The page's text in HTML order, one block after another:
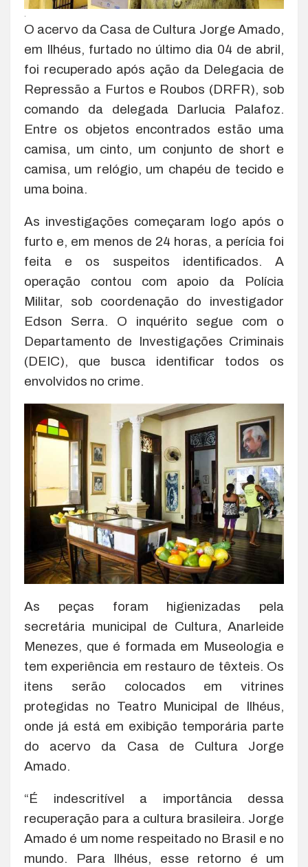
.
O acervo da Casa de Cultura Jorge Amado,
em Ilhéus, furtado no último dia 04 de abril,
foi recuperado após ação da Delegacia de
Repressão a Furtos e Roubos (DRFR), sob
comando da delegada Darlucia Palafoz.
Entre os objetos encontrados estão uma
camisa, um cinto, um conjunto de short e
camisa, um relógio, um chapéu de tecido e
uma boina.
As investigações começaram logo após o
furto e, em menos de 24 horas, a perícia foi
feita e os suspeitos identificados. A
operação contou com apoio da Polícia
Militar, sob coordenação do investigador
Edson Serra. O inquérito segue com o
Departamento de Investigações Criminais
(DEIC), que busca identificar todos os
envolvidos no crime.
As peças foram higienizadas pela
secretária municipal de Cultura, Anarleide
Menezes, que é formada em Museologia e
tem experiência em restauro de têxteis. Os
itens serão colocados em vitrines
protegidas no Teatro Municipal de Ilhéus,
onde já está em exibição temporária parte
do acervo da Casa de Cultura Jorge
Amado.
“É indescritível a importância dessa
recuperação para a cultura brasileira. Jorge
Amado é um nome respeitado no Brasil e no
mundo. Para Ilhéus, esse retorno é um